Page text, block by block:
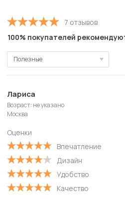
7 отзывов
100% покупателей
Полезные
Полезные
Новые
Старые
С низкой оценкой
Лариса
Возраст: не указано
Москва
Оценки
Впечатление
Дизайн
Удобство
Качество